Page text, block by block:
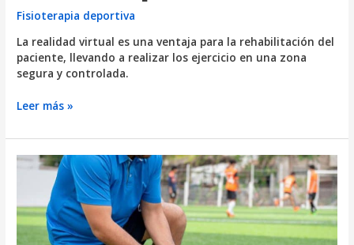
Fisioterapia deportiva
La realidad virtual es una ventaja para la rehabilitación del
paciente, llevando a realizar los ejercicio en una zona
segura y controlada.
Tecnología
realidad
virtual
fisioterapia
Leer más »